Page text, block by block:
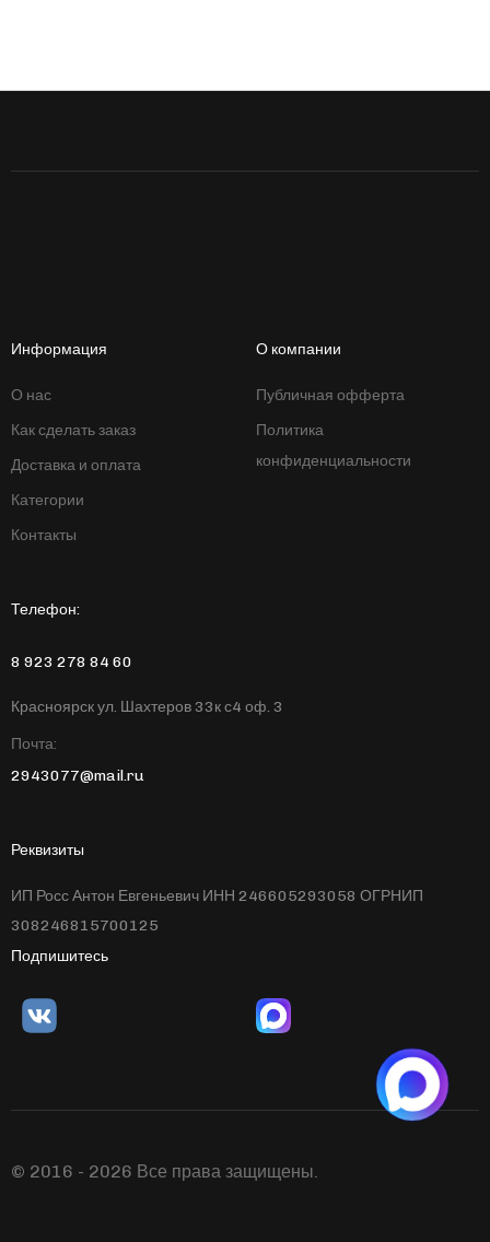
Информация
О нас
Как сделать заказ
Доставка и оплата
Категории
Контакты
О компании
Публичная офферта
Политика
конфиденциальности
Телефон:
8 923 278 84 60
Красноярск ул. Шахтеров 33к с4 оф. 3
Почта:
2943077@mail.ru
Реквизиты
ИП Росс Антон Евгеньевич ИНН 246605293058 ОГРНИП
308246815700125
Подпишитесь
© 2016 - 2026 Все права защищены.